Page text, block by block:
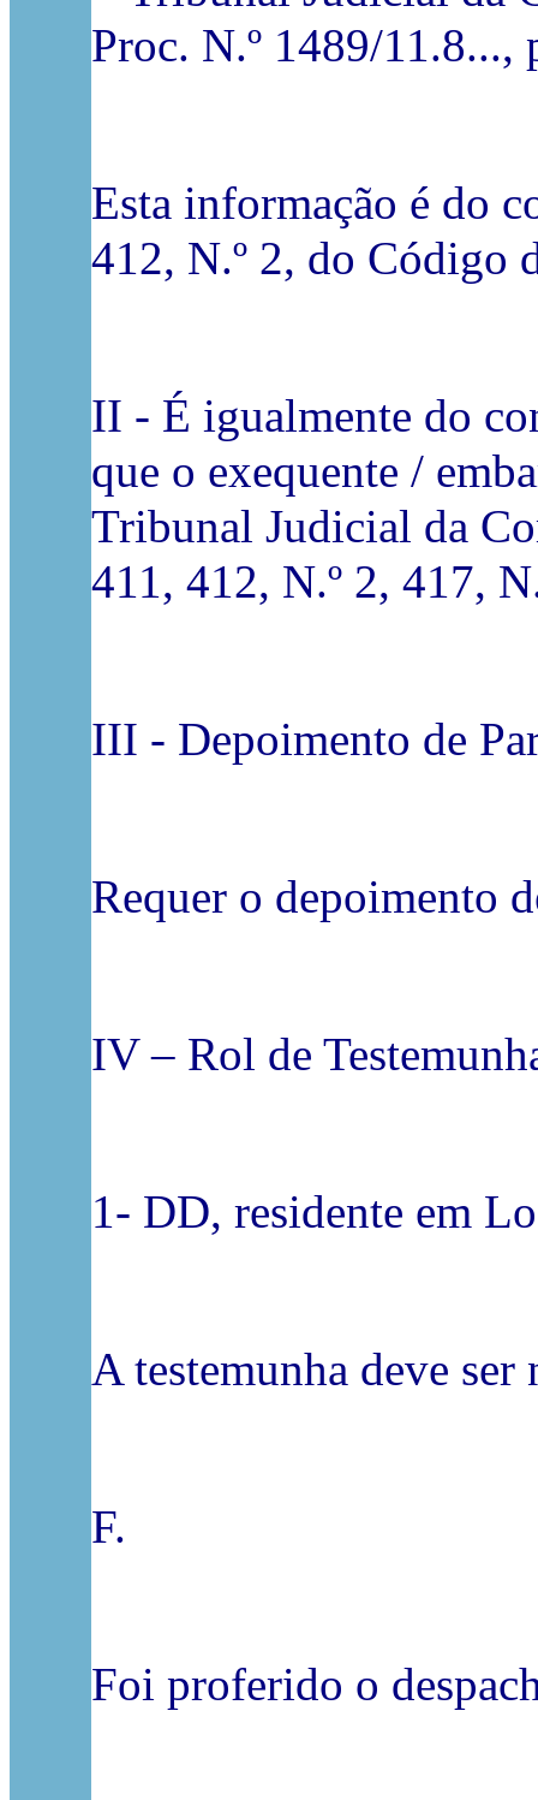
Proc. N.º 1489/11.8...,
Esta informação é do
412, N.º 2, do Código
II - É igualmente do
que o exequente /
Tribunal Judicial da
411, 412, N.º 2, 417,
III - Depoimento de
Requer o depoimento
IV – Rol de
1- DD, residente em
A testemunha deve
F.
Foi proferido o